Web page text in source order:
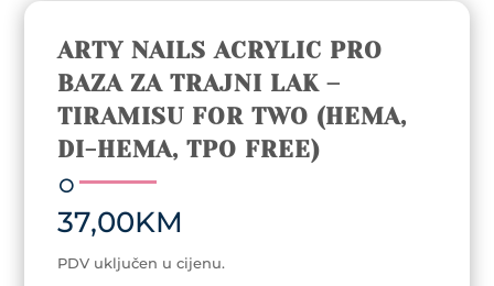
ARTY NAILS ACRYLIC PRO
BAZA ZA TRAJNI LAK –
TIRAMISU FOR TWO (HEMA,
DI-HEMA, TPO FREE)
37,00KM
PDV uključen u cijenu.